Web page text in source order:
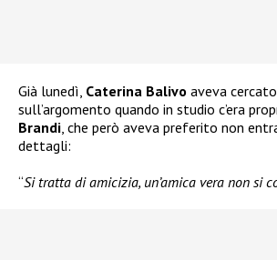
Già lunedì, Caterina Balivo aveva
sull’argomento quando in studio c’era
Brandi, che però aveva preferito non
dettagli:
“Si tratta di amicizia, un’amica vera non si